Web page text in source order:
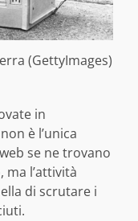
(GettyImages)
in
è l’unica
se ne trovano
ma l’attività
di scrutare i